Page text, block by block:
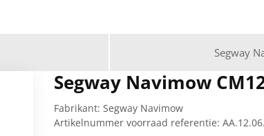
Segway
Segway Navimow
Fabrikant: Segway Navimow
Artikelnummer voorraad referentie: